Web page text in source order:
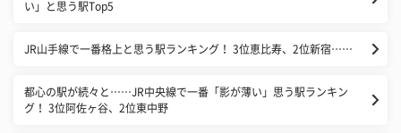
い」と思う駅Top5
JR山手線で一番格上と思う駅ランキング！ 3位恵比寿、2位新宿……
都心の駅が続々と……JR中央線で一番「影が薄い」思う駅ランキン
グ！ 3位阿佐ヶ谷、2位東中野